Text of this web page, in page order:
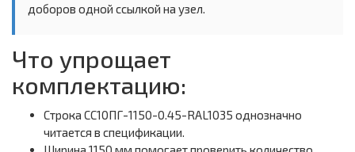
доборов одной ссылкой на узел.
Что упрощает
комплектацию:
Строка СС10ПГ-1150-0.45-RAL1035 однозначно
читается в спецификации.